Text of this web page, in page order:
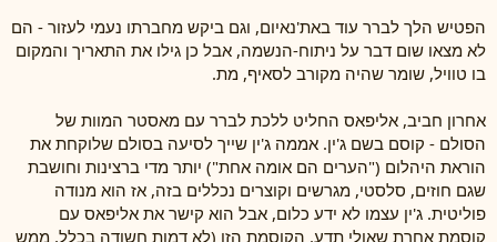
הפטיש הלך לברר עוד באת'נאיום, וגם ביקש מחברתו נעמי לעזור - הם
לא מצאו שום דבר על ניתוח-הנשמה, אבל כן גילו את התאריך והמקום
בו טוויל, שומר שהיה מקורב לסאיף, מת.
אחרון חביב, אליפאס החליט ללכת לברר עם מאסטר המוות של
הסולם - קוסם בשם ג'ין. אממה ג'ין שייך לסיעה בסולם שלוקחת את
הוראת היהלום ("הערים הם אומה אחת") יותר מדי ברצינות וחושבת
שגם חוזים, סלסטי, מגרשים וקוצרים נכללים בזה, אז הוא מנודה
פוליטית. ג'ין עצמו לא ידע כלום, אבל הוא קישר את אליפאס עם
קוסמת אחרת שאולי תדע. הקוסמת הזו (לא דמות חשודה בכלל, ממש